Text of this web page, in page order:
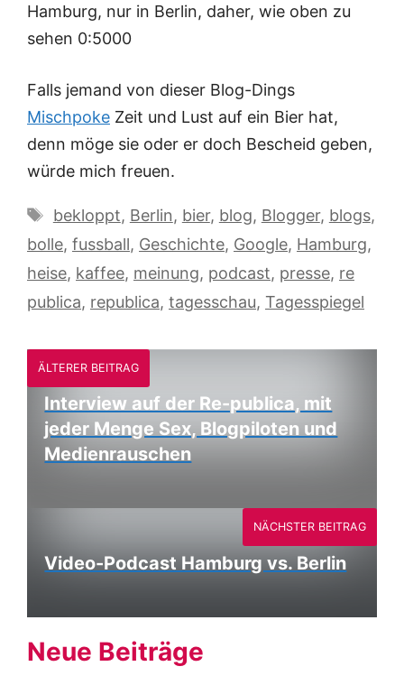
Hamburg, nur in Berlin, daher, wie oben zu
sehen 0:5000
Falls jemand von dieser Blog-Dings
Mischpoke Zeit und Lust auf ein Bier hat,
denn möge sie oder er doch Bescheid geben,
würde mich freuen.
Schlagwörter
bekloppt, Berlin, bier, blog, Blogger, blogs,
bolle, fussball, Geschichte, Google, Hamburg,
heise, kaffee, meinung, podcast, presse, re
publica, republica, tagesschau, Tagesspiegel
ÄLTERER BEITRAG
Interview auf der Re-publica, mit
jeder Menge Sex, Blogpiloten und
Medienrauschen
Video-Podcast Hamburg vs. Berlin
NÄCHSTER BEITRAG
Neue Beiträge